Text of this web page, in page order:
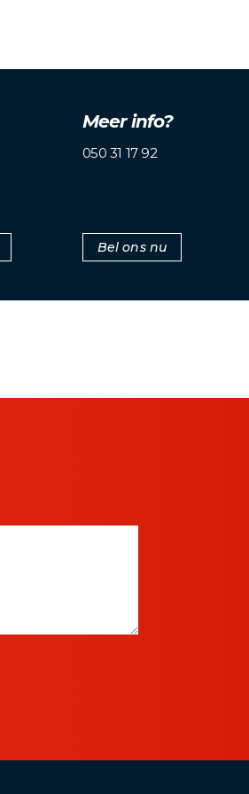
Meer info?
050 31 17 92
Bel ons nu